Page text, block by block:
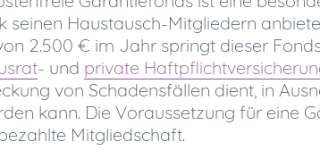
seinen Haustausch-Mitgliedern
2.500 € im Jahr springt dieser
- und private
von Schadensfällen dient, in
kann. Die Voraussetzung für eine
Mitgliedschaft.